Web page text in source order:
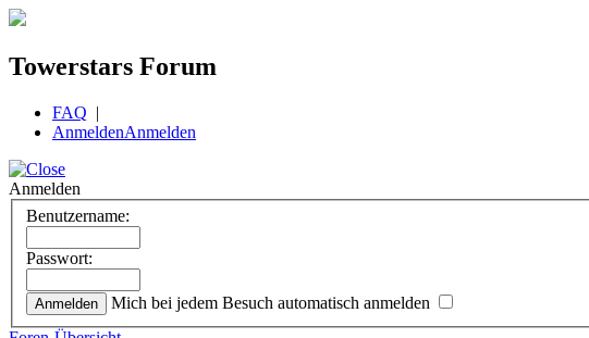
Towerstars Forum
FAQ |
AnmeldenAnmelden
Anmelden
Benutzername:
Passwort:
Mich bei jedem Besuch automatisch anmelden